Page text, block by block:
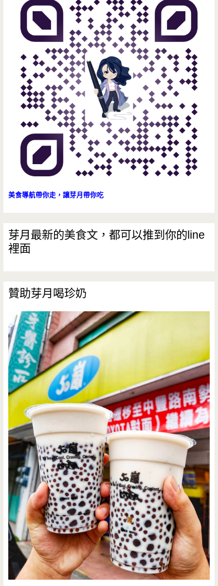
廣
路/
飯/
宵
夜/
早
餐/
中
交
流
拚
有
看
頭
美食導航帶你走，讓芽月帶你吃
芽月最新的美食文，都可以推到你的line
裡面
贊助芽月喝珍奶